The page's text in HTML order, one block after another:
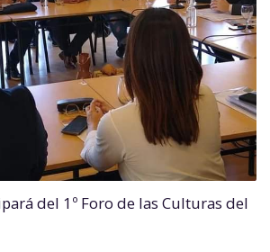
del 1º Foro de las Culturas del